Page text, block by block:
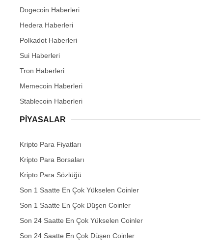
Dogecoin Haberleri
Hedera Haberleri
Polkadot Haberleri
Sui Haberleri
Tron Haberleri
Memecoin Haberleri
Stablecoin Haberleri
PIYASALAR
Kripto Para Fiyatları
Kripto Para Borsaları
Kripto Para Sözlüğü
Son 1 Saatte En Çok Yükselen Coinler
Son 1 Saatte En Çok Düşen Coinler
Son 24 Saatte En Çok Yükselen Coinler
Son 24 Saatte En Çok Düşen Coinler